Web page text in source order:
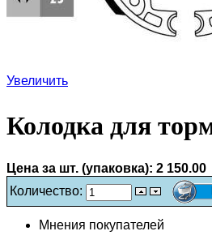
Увеличить
Колодка для
Цена за шт. (упаковка): 2 150.00
Количество:
Мнения покупателей